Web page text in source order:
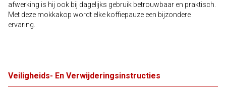
afwerking is hij ook bij dagelijks gebruik betrouwbaar en praktisch.
Met deze mokkakop wordt elke koffiepauze een bijzondere
ervaring.
Veiligheids- En Verwijderingsinstructies